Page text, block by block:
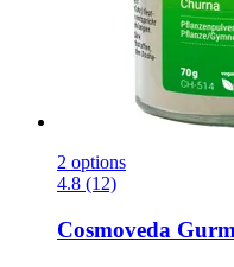
2 options
4.8 (12)
Cosmoveda